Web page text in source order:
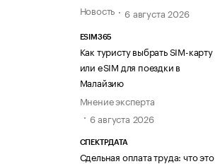
Новость
6 августа 2026
ESIM365
Как туристу выбрать SIM-карту
или eSIM для поездки в
Малайзию
Мнение эксперта
6 августа 2026
СПЕКТРДАТА
Сдельная оплата труда: что это